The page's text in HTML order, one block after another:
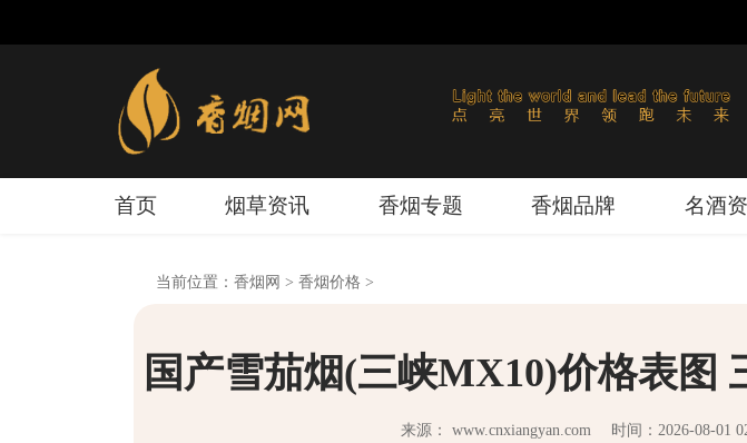
首页 烟草资讯 香烟专题 香烟品牌 名酒
当前位置： 香烟网 > 香烟价格 >
国产雪茄烟(三峡MX10)价格表图
来源： www.cnxiangyan.com 时间：2026-08-01